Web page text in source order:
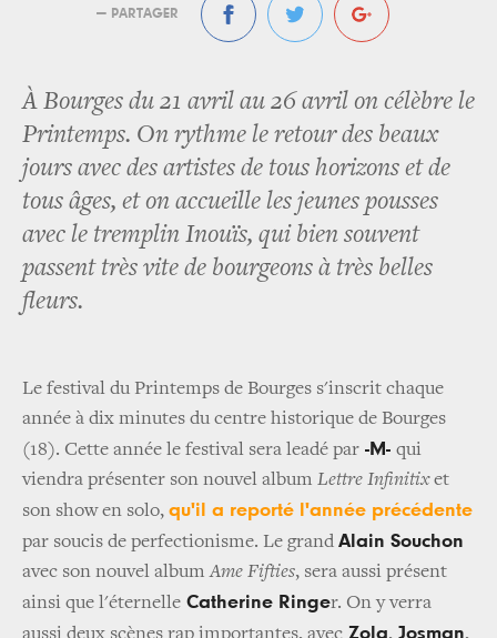
— PARTAGER
À Bourges du 21 avril au 26 avril on célèbre le
Printemps. On rythme le retour des beaux
jours avec des artistes de tous horizons et de
tous âges, et on accueille les jeunes pousses
avec le tremplin Inouïs, qui bien souvent
passent très vite de bourgeons à très belles
fleurs.
Le festival du Printemps de Bourges s'inscrit chaque
année à dix minutes du centre historique de Bourges
(18). Cette année le festival sera leadé par -M- qui
viendra présenter son nouvel album Lettre Infinitixet
son show en solo, qu'il a reporté l'année précédente
par soucis de perfectionisme. Le grand Alain Souchon
avec son nouvel albumAme Fifties, sera aussi présent
ainsi que l'éternelle Catherine Ringer. On y verra
Zola Josman